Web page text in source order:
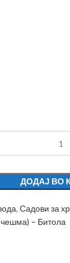
ДОДАЈ ВО
, Садови за
– Битола